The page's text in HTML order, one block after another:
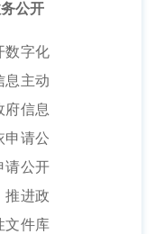
公开
字化
息主动
府信息
申请公
请公开
推进政
文件库